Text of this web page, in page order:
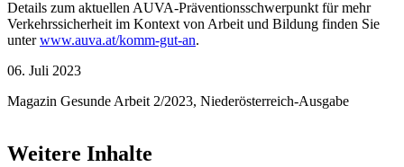
Details zum aktuellen AUVA-Präventionsschwerpunkt für mehr
Verkehrssicherheit im Kontext von Arbeit und Bildung finden Sie
unterwww.auva.at/komm-gut-an.
06. Juli 2023
Magazin Gesunde Arbeit 2/2023, Niederösterreich-Ausgabe
Weitere Inhalte